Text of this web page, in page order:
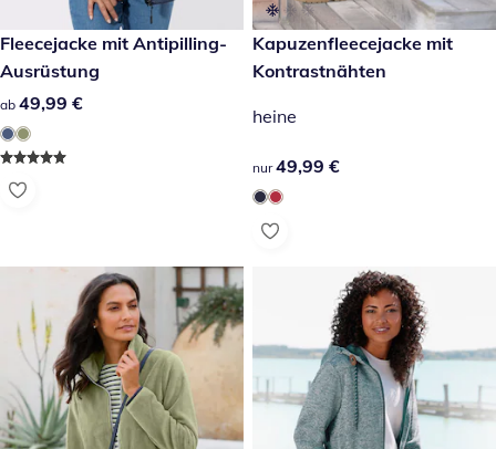
49,99 €
Fleecejacke mit Antipilling-
Ausrüstung
49,99 €
ab 49,99 €
49,99 €
Kapuzenfleecejacke mit
Kontrastnähten
heine
49,99 €
nur 49,99 €